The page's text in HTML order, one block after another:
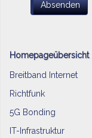
Homepageübersicht
Breitband Internet
Richtfunk
5G Bonding
IT-Infrastruktur